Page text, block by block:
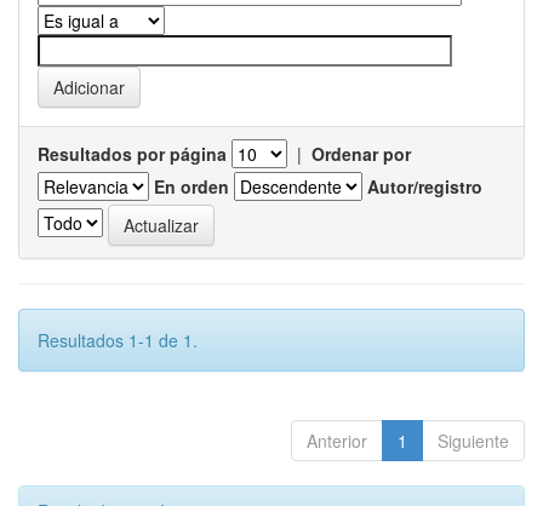
Resultados por página | Ordenar por
En orden
Autor/registro
Resultados 1-1 de 1.
Anterior 1 Siguiente